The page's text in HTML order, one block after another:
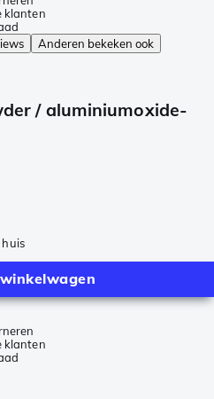
klanten
Anderen bekeken ook
/ aluminiumoxide-
huis
klanten